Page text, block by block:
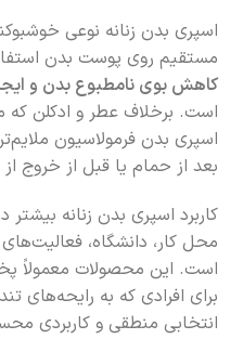
اسپری بدن زنانه نوعی
مستقیم روی پوست بدن
کاهش بوی نامطبوع بدن و
است. برخلاف عطر و ادکلن که
اسپری بدن فرمولاسیون
بعد از حمام یا قبل از خروج
کاربرد اسپری بدن زنانه
محل کار، دانشگاه،
است. این محصولات معمولاً
برای افرادی که به رایحه‌های
انتخابی منطقی و کاربردی